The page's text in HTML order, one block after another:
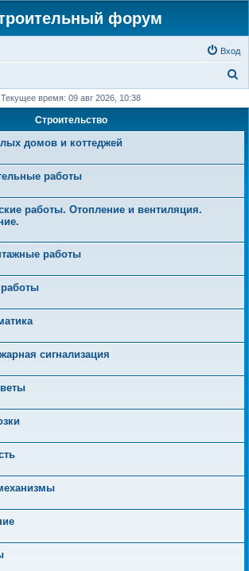
форум
Вход
и
с
Текущее время: 09 авг 2026, 10:38
Строительство
домов и коттеджей
работы
работы. Отопление и вентиляция.
работы
сигнализация